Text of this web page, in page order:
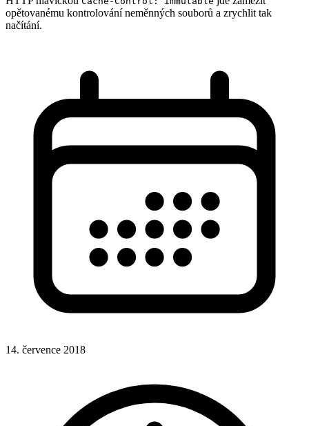
opětovanému kontrolování neměnných souborů a zrychlit tak
načítání.
14. července 2018